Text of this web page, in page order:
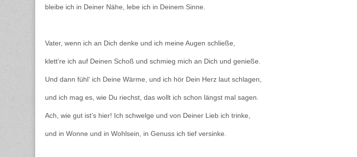
bleibe ich in Deiner Nähe, lebe ich in Deinem Sinne.
Vater, wenn ich an Dich denke und ich meine Augen schließe,
klett’re ich auf Deinen Schoß und schmieg mich an Dich und genieße.
Und dann fühl‘ ich Deine Wärme, und ich hör Dein Herz laut schlagen,
und ich mag es, wie Du riechst, das wollt ich schon längst mal sagen.
Ach, wie gut ist’s hier! Ich schwelge und von Deiner Lieb ich trinke,
und in Wonne und in Wohlsein, in Genuss ich tief versinke.